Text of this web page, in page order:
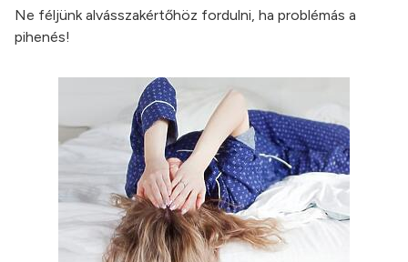
Ne féljünk alvásszakértőhöz fordulni, ha problémás a
pihenés!